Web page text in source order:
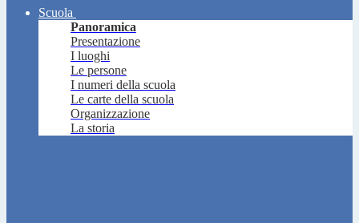
Scuola
Panoramica
Presentazione
I luoghi
Le persone
I numeri della scuola
Le carte della scuola
Organizzazione
La storia